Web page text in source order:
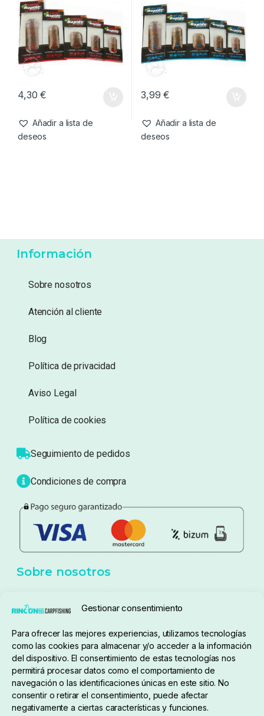
Gestionar consentimiento
Para ofrecer las mejores experiencias, utilizamos tecnologías
como las cookies para almacenar y/o acceder a la información
del dispositivo. El consentimiento de estas tecnologías nos
permitirá procesar datos como el comportamiento de
navegación o las identificaciones únicas en este sitio. No
consentir o retirar el consentimiento, puede afectar
negativamente a ciertas características y funciones.
4,30€
Añadir a lista de
deseos
3,99€
Añadir a lista de
deseos
Información
Sobre nosotros
Atención al cliente
Blog
Política de privacidad
Aviso Legal
Política de cookies
Seguimiento de pedidos
Condiciones de compra
Sobre nosotros
pedidos@elrincondelcarpfishing.com
910 824 923
Lunes a Viernes de 10:00 a 14:00 horas y 17:00 a
20:00